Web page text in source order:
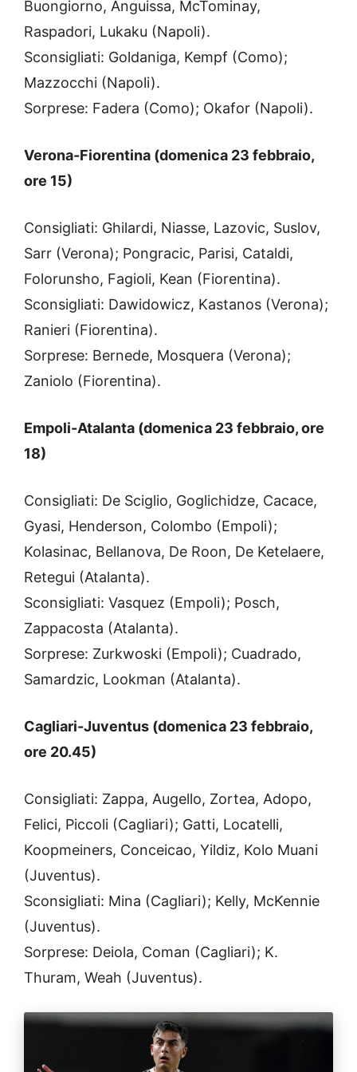
Buongiorno, Anguissa, McTominay,
Raspadori, Lukaku (Napoli).
Sconsigliati: Goldaniga, Kempf (Como);
Mazzocchi (Napoli).
Sorprese: Fadera (Como); Okafor (Napoli).
Verona-Fiorentina (domenica 23 febbraio,
ore 15)
Consigliati: Ghilardi, Niasse, Lazovic, Suslov,
Sarr (Verona); Pongracic, Parisi, Cataldi,
Folorunsho, Fagioli, Kean (Fiorentina).
Sconsigliati: Dawidowicz, Kastanos (Verona);
Ranieri (Fiorentina).
Sorprese: Bernede, Mosquera (Verona);
Zaniolo (Fiorentina).
Empoli-Atalanta (domenica 23 febbraio, ore
18)
Consigliati: De Sciglio, Goglichidze, Cacace,
Gyasi, Henderson, Colombo (Empoli);
Kolasinac, Bellanova, De Roon, De Ketelaere,
Retegui (Atalanta).
Sconsigliati: Vasquez (Empoli); Posch,
Zappacosta (Atalanta).
Sorprese: Zurkwoski (Empoli); Cuadrado,
Samardzic, Lookman (Atalanta).
Cagliari-Juventus (domenica 23 febbraio,
ore 20.45)
Consigliati: Zappa, Augello, Zortea, Adopo,
Felici, Piccoli (Cagliari); Gatti, Locatelli,
Koopmeiners, Conceicao, Yildiz, Kolo Muani
(Juventus).
Sconsigliati: Mina (Cagliari); Kelly, McKennie
(Juventus).
Sorprese: Deiola, Coman (Cagliari); K.
Thuram, Weah (Juventus).